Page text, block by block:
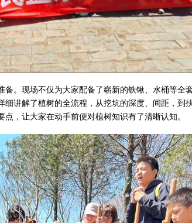
。现场不仅为大家配备了崭新的铁锹、水桶等全
讲解了植树的全流程，从挖坑的深度、间距，到
，让大家在动手前便对植树知识有了清晰认知。